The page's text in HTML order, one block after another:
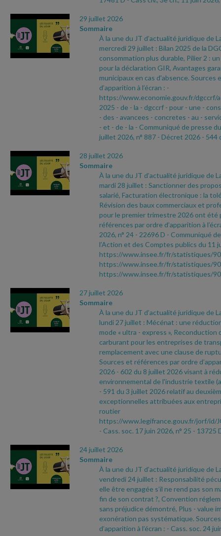
29 juillet 2026
Sommaire
À la une du JT d’actualité juridique de
mercredi 29 juillet : Bilan 2025 de la
consommation plus durable, Pilier 2 :
pour la déclaration GIR, Avantages
municipaux en cas d'absence.
d’apparition à l’écran : -
https://www.economie.gouv.fr/dgccrf/
2025 - de - la - dgccrf - pour - une -
- des - avancees - concretes - au -
- et - de - la - Communiqué de presse
juillet 2026, n° 887 - Décret 2026 - 544
28 juillet 2026
Sommaire
À la une du JT d’actualité juridique de
mardi 28 juillet : Sanctionner des
salarié, Facturation électronique : la
Révision des baux commerciaux et
pour le premier trimestre 2026 ont été
références par ordre d’apparition à
2026, n° 24 - 22696 D - Communiqué
l’Action et des Comptes publics du 11
https://www.insee.fr/fr/statistiques/
https://www.insee.fr/fr/statistiques/
https://www.insee.fr/fr/statistiques/
27 juillet 2026
Sommaire
À la une du JT d’actualité juridique de
lundi 27 juillet : Mécénat : une
mode « ultra - express », Reconduction
carburant pour les entreprises de
remplacement avec une clause de
Sources et références par ordre
2026 - 602 du 8 juillet 2026 visant à
environnemental de l'industrie textile
- 591 du 3 juillet 2026 relatif au
exceptionnelles attribuées aux
routier
https://www.legifrance.gouv.fr/jorf/id/
- Cass. soc. 17 juin 2026, n° 25 - 13725
24 juillet 2026
Sommaire
À la une du JT d’actualité juridique de
vendredi 24 juillet : Responsabilité
elle être engagée s’il ne rend pas son
fin de son contrat ?, Convention
sans préjudice démontré, Plus - value
exonération pas systématique.
d’apparition à l’écran : - Cass. soc. 24